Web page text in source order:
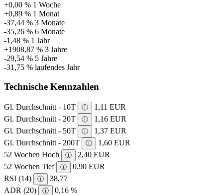
+0,00 % 1 Woche
+0,89 % 1 Monat
-37,44 % 3 Monate
-35,26 % 6 Monate
-1,48 % 1 Jahr
+1908,87 % 3 Jahre
-29,54 % 5 Jahre
-31,75 % laufendes Jahr
Technische Kennzahlen
Gl. Durchschnitt - 10T ⓘ
1,11 EUR
Gl. Durchschnitt - 20T
ⓘ
1,16 EUR
Gl. Durchschnitt - 50T
ⓘ
1,37 EUR
Gl. Durchschnitt - 200T
ⓘ
1,60 EUR
52 Wochen Hoch
ⓘ
2,40 EUR
52 Wochen Tief
ⓘ
0,90 EUR
RSI (14)
ⓘ
38,77
ADR (20)
ⓘ
0,16 %